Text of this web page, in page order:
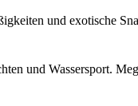
und exotische
und Wassersport.